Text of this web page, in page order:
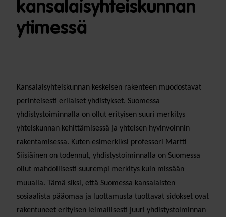
kansalaisyhteiskunnan
ytimessä
Kansalaisyhteiskunnan keskeisen rakenteen muodostavat
perinteisesti erilaiset yhdistykset. Suomessa
yhdistystoiminnalla on ollut erityisen suuri merkitys
yhteiskunnan kehittämisessä ja yhteisen hyvinvoinnin
rakentamisessa. Kuten esimerkiksi professori Martti
Siisiäinen on todennut, yhdistystoiminnalla on Suomessa
ollut mahdollisesti suurempi merkitys kuin missään
muualla. Tämä siksi, että Suomessa kansalaisten
sosiaalista pääomaa ja luottamusta tuottavat sidokset ovat
rakentuneet erityisen leimallisesti juuri yhdistystoiminnan